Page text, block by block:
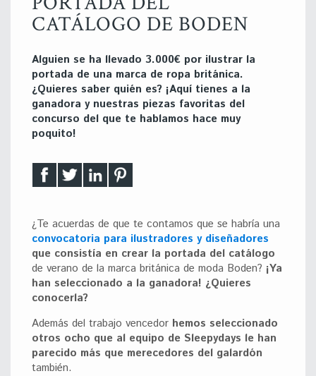
CATÁLOGO DE BODEN
Alguien se ha llevado 3.000€ por ilustrar la
portada de una marca de ropa británica.
¿Quieres saber quién es? ¡Aquí tienes a la
ganadora y nuestras piezas favoritas del
concurso del que te hablamos hace muy
poquito!
¿Te acuerdas de que te contamos que se habría una
convocatoria para ilustradores y diseñadores
que consistía en crear la portada del catálogo
de verano de la marca británica de moda Boden? ¡Ya
han seleccionado a la ganadora! ¿Quieres
conocerla?
Además del trabajo vencedor hemos seleccionado
otros ocho que al equipo de Sleepydays le han
parecido más que merecedores del galardón
también.